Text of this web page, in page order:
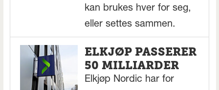
kan brukes hver for seg,
eller settes sammen.
ELKJØP PASSERER
50 MILLIARDER
Elkjøp Nordic har for